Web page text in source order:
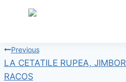
Navigare
în
Previous
LA CETATILE RUPEA,
RACOS